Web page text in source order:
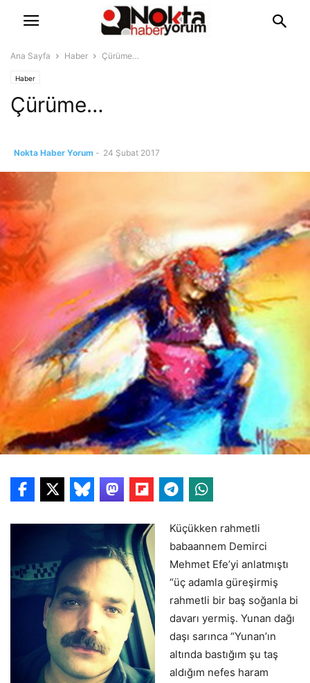
Ana Sayfa Haber Çürüme…
Haber
Çürüme…
Nokta Haber Yorum - 24 Şubat 2017
Küçükken rahmetli
babaannem Demirci
Mehmet Efe’yi anlatmıştı
“üç adamla güreşirmiş
rahmetli bir baş soğanla bi
davarı yermiş. Yunan dağı
daşı sarınca “Yunan’ın
altında bastığım şu taş
aldığım nefes haram